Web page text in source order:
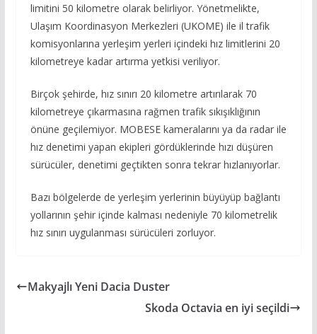
limitini 50 kilometre olarak belirliyor. Yönetmelikte,
Ulaşım Koordinasyon Merkezleri (UKOME) ile il trafik
komisyonlarına yerleşim yerleri içindeki hız limitlerini 20
kilometreye kadar artırma yetkisi veriliyor.
Birçok şehirde, hız sınırı 20 kilometre artırılarak 70
kilometreye çıkarmasına rağmen trafik sıkışıklığının
önüne geçilemiyor. MOBESE kameralarını ya da radar ile
hız denetimi yapan ekipleri gördüklerinde hızı düşüren
sürücüler, denetimi geçtikten sonra tekrar hızlanıyorlar.
Bazı bölgelerde de yerleşim yerlerinin büyüyüp bağlantı
yollarının şehir içinde kalması nedeniyle 70 kilometrelik
hız sınırı uygulanması sürücüleri zorluyor.
Makyajlı Yeni Dacia Duster
Skoda Octavia en iyi seçildi